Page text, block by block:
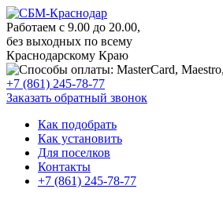
Работаем с 9.00 до 20.00,
без выходных по всему
Краснодарскому Краю
+7 (861) 245-78-77
Заказать обратный звонок
Как подобрать
Как установить
Для поселков
Контакты
+7 (861) 245-78-77